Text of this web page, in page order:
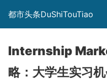
都市头条DuShiTouTiao
Internship
略：大学生实习